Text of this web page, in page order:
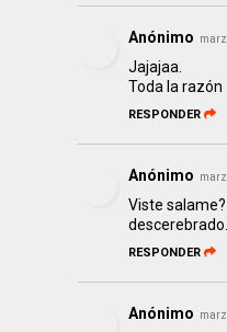
Anónimo
Jajajaa.
Toda la razón
RESPONDER
Anónimo
Viste
RESPONDER
Anónimo